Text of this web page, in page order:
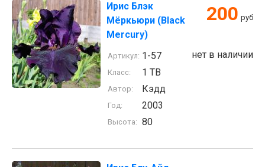
Ирис Блэк
Мёркьюри (Black
Mercury)
200 руб
нет в наличии
Артикул: 1-57
Класс: 1 TB
Автор: Кэдд
Год: 2003
Высота: 80